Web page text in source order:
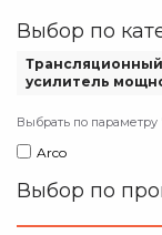
Выбор по
Трансляционный
усилитель
Выбрать по
Arco
Выбор по